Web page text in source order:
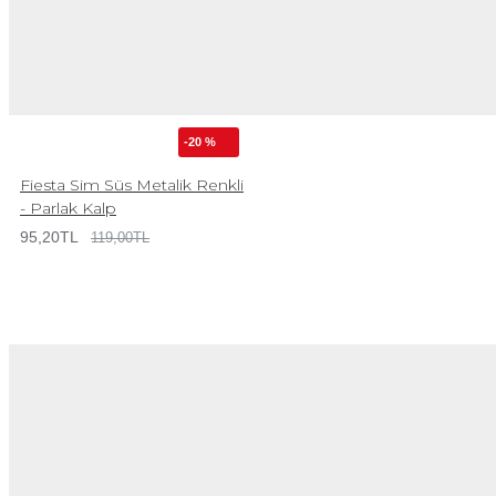
-20 %
Fiesta Sim Süs Metalik Renkli
- Parlak Kalp
95,20TL 119,00TL